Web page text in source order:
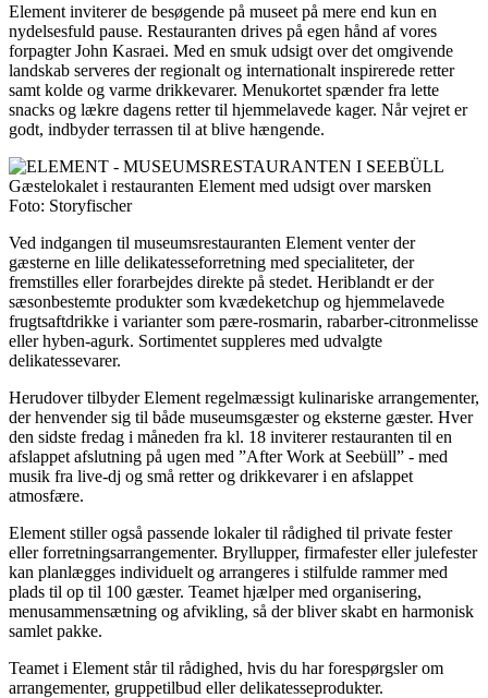
Element inviterer de besøgende på museet på mere end kun en
nydelsesfuld pause. Restauranten drives på egen hånd af vores
forpagter John Kasraei. Med en smuk udsigt over det omgivende
landskab serveres der regionalt og internationalt inspirerede retter
samt kolde og varme drikkevarer. Menukortet spænder fra lette
snacks og lækre dagens retter til hjemmelavede kager. Når vejret er
godt, indbyder terrassen til at blive hængende.
Gæstelokalet i restauranten Element med udsigt over marsken
Foto: Storyfischer
Ved indgangen til museumsrestauranten Element venter der
gæsterne en lille delikatesseforretning med specialiteter, der
fremstilles eller forarbejdes direkte på stedet. Heriblandt er der
sæsonbestemte produkter som kvædeketchup og hjemmelavede
frugtsaftdrikke i varianter som pære-rosmarin, rabarber-citronmelisse
eller hyben-agurk. Sortimentet suppleres med udvalgte
delikatessevarer.
Herudover tilbyder Element regelmæssigt kulinariske arrangementer,
der henvender sig til både museumsgæster og eksterne gæster. Hver
den sidste fredag i måneden fra kl. 18 inviterer restauranten til en
afslappet afslutning på ugen med ”After Work at Seebüll” - med
musik fra live-dj og små retter og drikkevarer i en afslappet
atmosfære.
Element stiller også passende lokaler til rådighed til private fester
eller forretningsarrangementer. Bryllupper, firmafester eller julefester
kan planlægges individuelt og arrangeres i stilfulde rammer med
plads til op til 100 gæster. Teamet hjælper med organisering,
menusammensætning og afvikling, så der bliver skabt en harmonisk
samlet pakke.
Teamet i Element står til rådighed, hvis du har forespørgsler om
arrangementer, gruppetilbud eller delikatesseprodukter.